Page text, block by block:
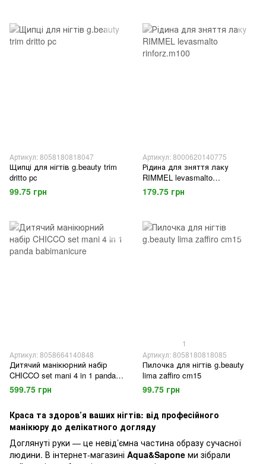
Артикул: 8058180818047
Щипці для нігтів g.beauty trim
dritto pc
99.75 грн
Артикул: 8000620140775
Рідина для зняття лаку
RIMMEL levasmalto
rinforz.m100
179.75 грн
Артикул: 8058664140848
Дитячий манікюрний набір
CHICCO set mani 4 in 1 panda
babimanicure
599.75 грн
1
Артикул: 8058180818085
Пилочка для нігтів g.beauty
lima zaffiro cm15
99.75 грн
Краса та здоров’я ваших нігтів: від професійного
манікюру до делікатного догляду
Доглянуті руки — це невід’ємна частина образу сучасної
людини. В інтернет-магазині Aqua&Sapone ми зібрали